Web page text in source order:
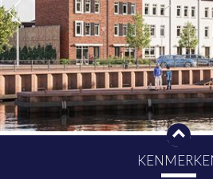
- Energiezuinige woningen;
- Inclusief sanitair en tegelwerk;
- Tuinligging op het zuiden en westen;
- Unieke gevelvarianten;
Koopsom € 755.000 von
De koopsom is compleet met de
op de 2e verdieping, binnendeuren zonder
parallelopstelling, set van 2 buitenkranen,
pakket loze leidingen, extra
tuinverlichting achtergevel en een loze leiding
Via de projectwebsite kun je je interesse voor
Een brochure is verkrijgbaar bij de verkopend